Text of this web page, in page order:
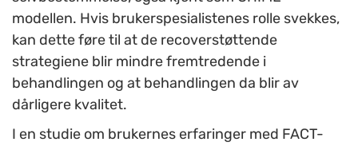
modellen. Hvis brukerspesialistenes rolle svekkes,
kan dette føre til at de recoverstøttende
strategiene blir mindre fremtredende i
behandlingen og at behandlingen da blir av
dårligere kvalitet.
I en studie om brukernes erfaringer med FACT-